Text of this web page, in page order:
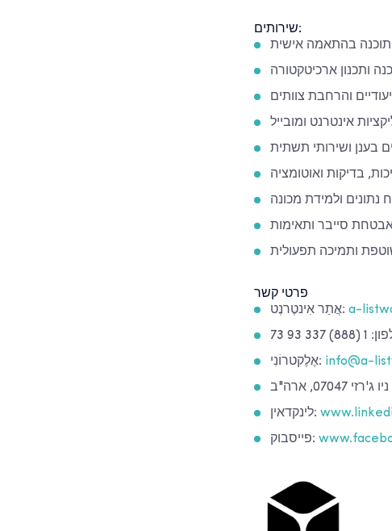
שירותים:
תוכנה בהתאמה אישית
ותכנון ארכיטקטורה
והרחבת צוותים
אינטרנט ומובייל
בענן ושירותי תשתית
בדיקות ואוטומציה
נתונים ולמידת מכונה
סייבר ותאימות
ותמיכה תפעולית
פרטי קשר
אֲתַר אִינטֶרנֶט: a-
אֶלֶקטרוֹנִי: info@a-
ארה"ב
לינקדאין:
פייסבוק: